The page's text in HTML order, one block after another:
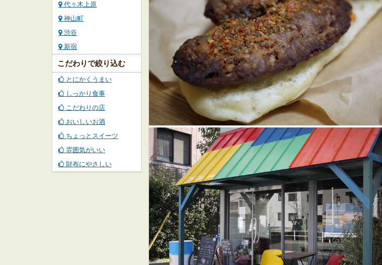
代々木上原
神山町
渋谷
新宿
こだわりで絞り込む
とにかくうまい
しっかり食事
こだわりの店
おいしいお酒
ちょっとスイーツ
雰囲気がいい
財布にやさしい